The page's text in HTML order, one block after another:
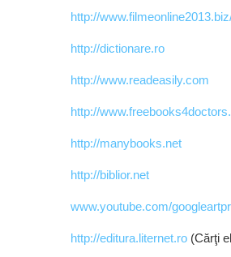
http://
http://dictionare.ro
http://www.readeasily.com
http://
http://manybooks.net
http://biblior.net
www.youtube.com/
http://editura.liternet.ro (Cărţi